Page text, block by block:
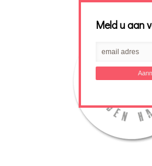
Meld u aan